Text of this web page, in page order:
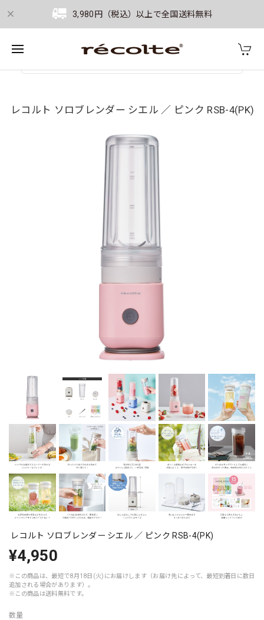
3,980円（税込）以上で全国送料無料
レコルト ソロブレンダー シエル ／ ピンク RSB-4(PK)
レコルト ソロブレンダー シエル ／ ピンク RSB-4(PK)
¥4,950
※この商品は、最短で8月18日(火)にお届けします（お届け先によって、最短到着日に数日
追加される場合があります）。
※この商品は送料無料です。
数量